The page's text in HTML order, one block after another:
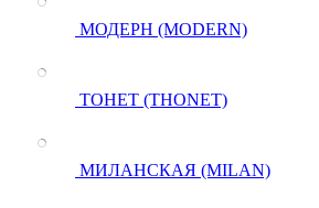
МОДЕРН (MODERN)
ТОНЕТ (THONET)
МИЛАНСКАЯ (MILAN)